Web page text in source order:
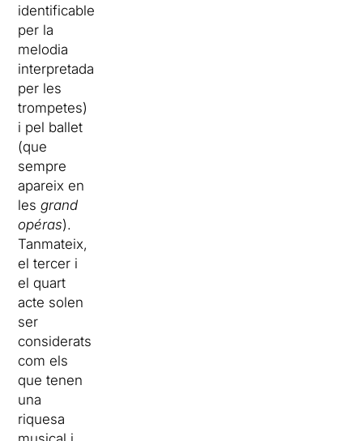
identificable
per la
melodia
interpretada
per les
trompetes)
i pel ballet
(que
sempre
apareix en
lesgrand
opéras).
Tanmateix,
el tercer i
el quart
acte solen
ser
considerats
com els
que tenen
una
riquesa